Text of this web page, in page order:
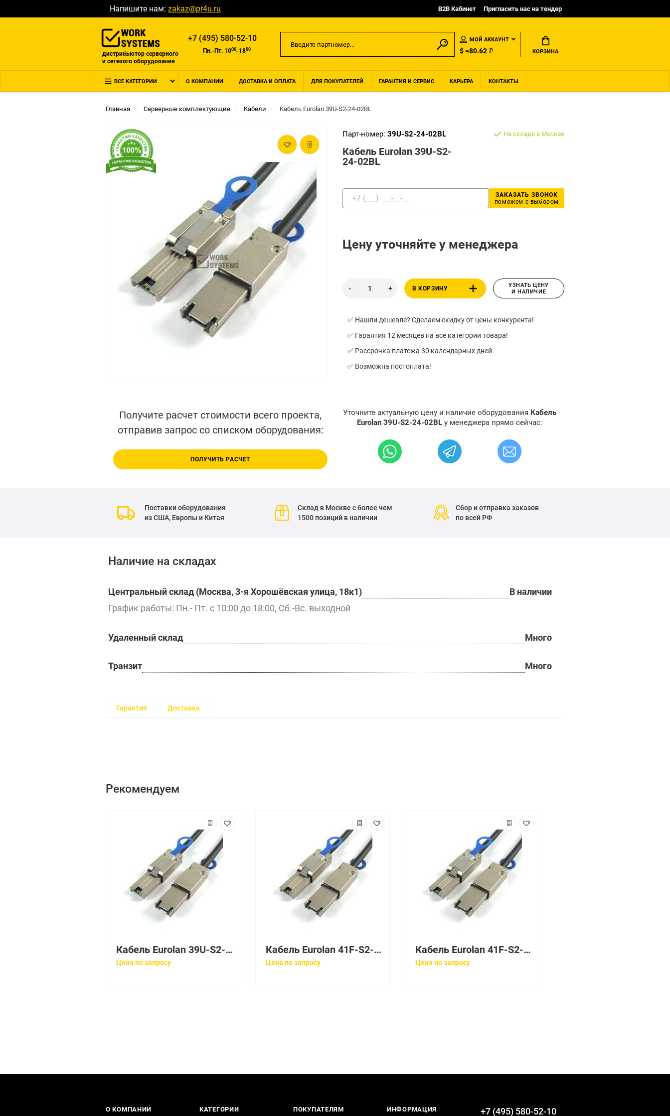
Напишите нам: zakaz@pr4u.ru B2B Кабинет Пригласить нас на тендер
дистрибьютор серверного
и сетевого оборудования
+7 (495) 580-52-10
Пн.-Пт. 1000-1800
МОЙ АККАУНТ
$ =80.62 ₽ КОРЗИНА
ВСЕ КАТЕГОРИИ О КОМПАНИИ ДОСТАВКА И ОПЛАТА ДЛЯ ПОКУПАТЕЛЕЙ ГАРАНТИЯ И СЕРВИС КАРЬЕРА КОНТАКТЫ
Главная Серверные комплектующие Кабели Кабель Eurolan 39U-S2-24-02BL
Парт-номер: 39U-S2-24-02BL
Кабель Eurolan 39U-S2-
24-02BL
На складе в Москве
ЗАКАЗАТЬ ЗВОНОК
поможем с выбором
Цену уточняйте у менеджера
В КОРЗИНУ
УЗНАТЬ ЦЕНУ
И НАЛИЧИЕ
✅ Нашли дешевле? Сделаем скидку от цены конкурента!
✅ Гарантия 12 месяцев на все категории товара!
✅ Рассрочка платежа 30 календарных дней
✅ Возможна постоплата!
Получите расчет стоимости всего проекта,
отправив запрос со списком оборудования:
ПОЛУЧИТЬ РАСЧЕТ
Уточните актуальную цену и наличие оборудования Кабель
Eurolan 39U-S2-24-02BL у менеджера прямо сейчас:
Поставки оборудования
из США, Европы и Китая
Склад в Москве с более чем
1500 позиций в наличии
Сбор и отправка заказов
по всей РФ
Наличие на складах
Центральный склад (Москва, 3-я Хорошёвская улица, 18к1)
В наличии
График работы: Пн.- Пт. с 10:00 до 18:00, Сб.-Вс. выходной
Удаленный склад Много
Транзит Много
Гарантия Доставка
Рекомендуем
Кабель Eurolan 39U-S2-16-02BL
Цена по запросу
Кабель Eurolan 41F-S2-LC-LC-01
Цена по запросу
Кабель Eurolan 41F-S2-LC-LC-02
Цена по запросу
О КОМПАНИИ КАТЕГОРИИ ПОКУПАТЕЛЯМ ИНФОРМАЦИЯ +7 (495) 580-52-10